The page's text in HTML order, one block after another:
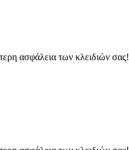
ασφάλεια των κλειδιών σας!